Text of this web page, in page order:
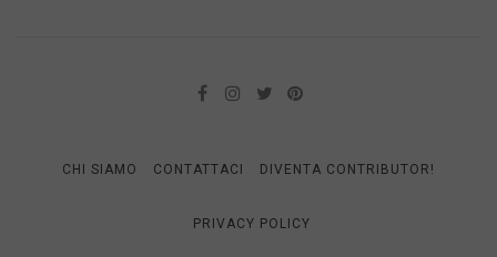
CHI SIAMO CONTATTACI DIVENTA CONTRIBUTOR!
PRIVACY POLICY